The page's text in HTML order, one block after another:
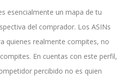
esencialmente un mapa de tu
del comprador. Los ASINs
quienes realmente compites, no
En cuentas con este perfil,
percibido no es quien